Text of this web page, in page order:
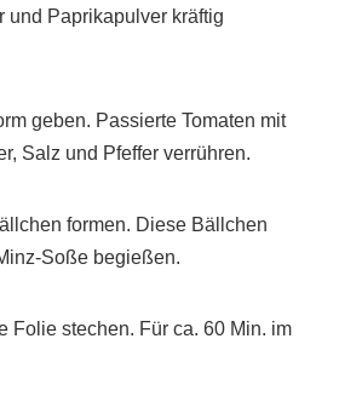
und Paprikapulver kräftig
geben. Passierte Tomaten mit
Salz und Pfeffer verrühren.
formen. Diese Bällchen
Soße begießen.
Folie stechen. Für ca. 60 Min. im